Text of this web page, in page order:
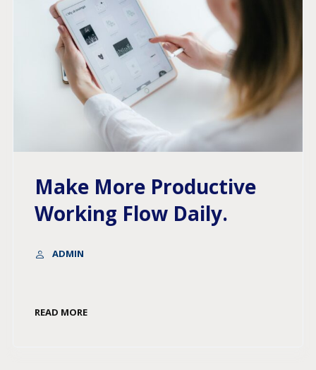
Make More Productive
Working Flow Daily.
ADMIN
READ MORE